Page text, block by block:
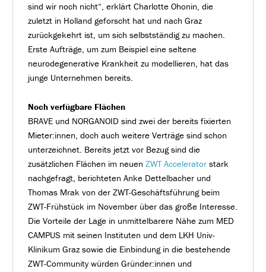
sind wir noch nicht“, erklärt Charlotte Ohonin, die
zuletzt in Holland geforscht hat und nach Graz
zurückgekehrt ist, um sich selbstständig zu machen.
Erste Aufträge, um zum Beispiel eine seltene
neurodegenerative Krankheit zu modellieren, hat das
junge Unternehmen bereits.
Noch verfügbare Flächen
BRAVE und NORGANOID sind zwei der bereits fixierten
Mieter:innen, doch auch weitere Verträge sind schon
unterzeichnet. Bereits jetzt vor Bezug sind die
zusätzlichen Flächen im neuen ZWT Acceleratorstark
nachgefragt, berichteten Anke Dettelbacher und
Thomas Mrak von der ZWT-Geschäftsführung beim
ZWT-Frühstück im November über das große Interesse.
Die Vorteile der Lage in unmittelbarere Nähe zum MED
CAMPUS mit seinen Instituten und dem LKH Univ-
Klinikum Graz sowie die Einbindung in die bestehende
ZWT-Community würden Gründer:innen und